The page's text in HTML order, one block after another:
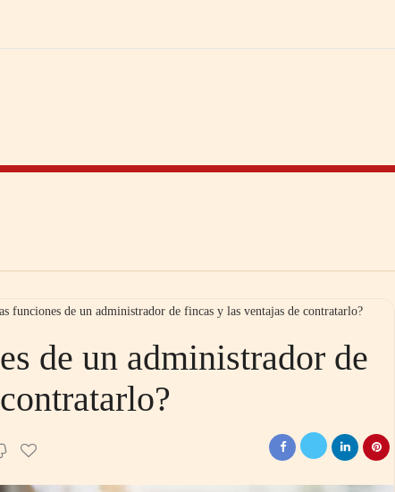
funciones de un administrador de fincas y las ventajas de contratarlo?
de un administrador de